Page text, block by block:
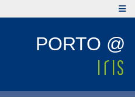
PORTO @